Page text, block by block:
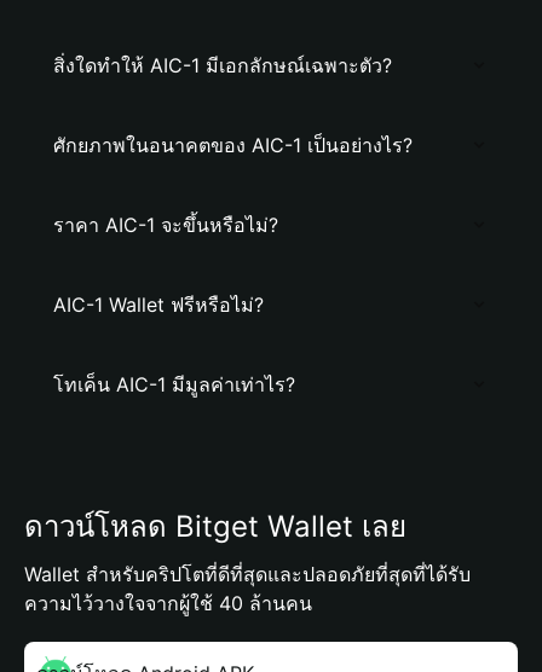
สิ่งใดทำให้ AIC-1 มีเอกลักษณ์เฉพาะตัว?
ศักยภาพในอนาคตของ AIC-1 เป็นอย่างไร?
ราคา AIC-1 จะขึ้นหรือไม่?
AIC-1 Wallet ฟรีหรือไม่?
โทเค็น AIC-1 มีมูลค่าเท่าไร?
ดาวน์โหลด Bitget Wallet เลย
Wallet สำหรับคริปโตที่ดีที่สุดและปลอดภัยที่สุดที่ได้รับ
ความไว้วางใจจากผู้ใช้ 40 ล้านคน